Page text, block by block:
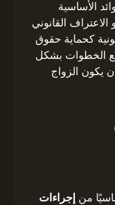
الأساسية
القانوني
كحماية حقوق
الخطوات بشكل
يكون الزواج
من إجراءات